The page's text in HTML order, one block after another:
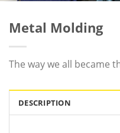
Metal Molding
The way we all became
DESCRIPTION